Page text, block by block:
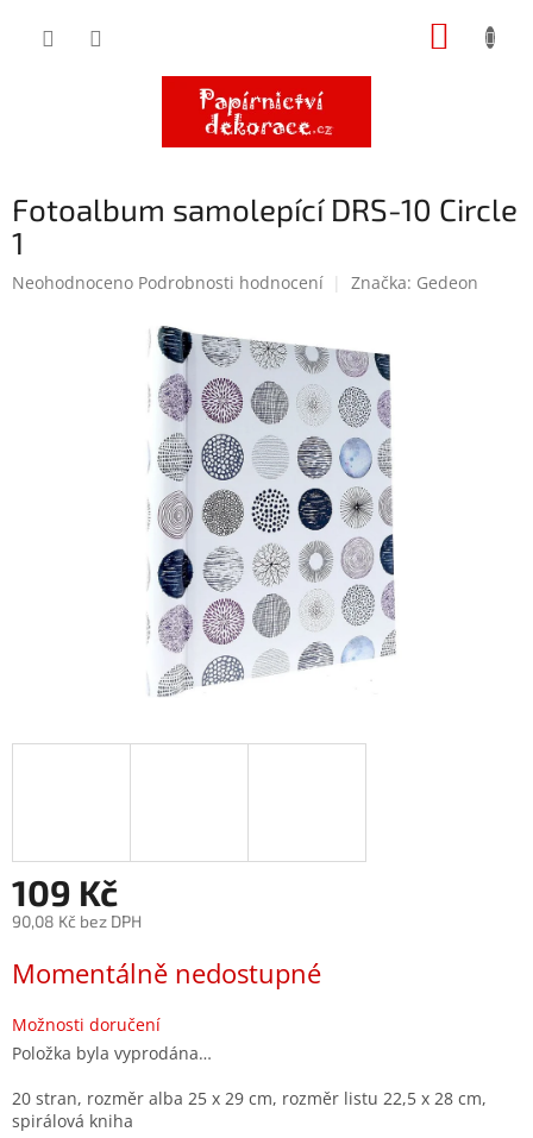
Fotoalbum samolepící DRS-10 Circle
1
Průměrné
Neohodnoceno Podrobnosti hodnocení Značka: Gedeon
109 Kč
90,08 Kč bez DPH
cena:
Momentálně nedostupné
Možnosti doručení
Položka byla vyprodána…
20 stran, rozměr alba 25 x 29 cm, rozměr listu 22,5 x 28 cm,
spirálová kniha